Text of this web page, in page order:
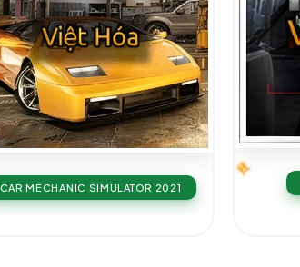
CAR MECHANIC SIMULATOR 2021